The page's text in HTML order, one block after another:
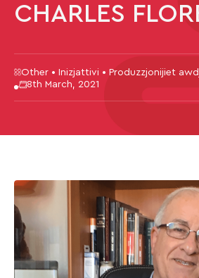
CHARLES
Other • Inizjattivi • Produzzjonijiet
8th March, 2021